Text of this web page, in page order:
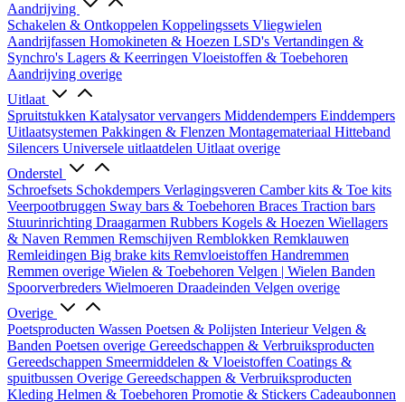
Aandrijving
Schakelen & Ontkoppelen Koppelingssets Vliegwielen
Aandrijfassen Homokineten & Hoezen LSD's Vertandingen &
Synchro's Lagers & Keerringen Vloeistoffen & Toebehoren
Aandrijving overige
Uitlaat
Spruitstukken Katalysator vervangers Middendempers Einddempers
Uitlaatsystemen Pakkingen & Flenzen Montagemateriaal Hitteband
Silencers Universele uitlaatdelen Uitlaat overige
Onderstel
Schroefsets Schokdempers Verlagingsveren Camber kits & Toe kits
Veerpootbruggen Sway bars & Toebehoren Braces Traction bars
Stuurinrichting Draagarmen Rubbers Kogels & Hoezen Wiellagers
& Naven Remmen Remschijven Remblokken Remklauwen
Remleidingen Big brake kits Remvloeistoffen Handremmen
Remmen overige Wielen & Toebehoren Velgen | Wielen Banden
Spoorverbreders Wielmoeren Draadeinden Velgen overige
Overige
Poetsproducten Wassen Poetsen & Polijsten InterieurVelgen &
Banden Poetsen overige Gereedschappen & Verbruiksproducten
Gereedschappen Smeermiddelen & Vloeistoffen Coatings &
spuitbussen Overige Gereedschappen & Verbruiksproducten
Kleding Helmen & Toebehoren Promotie & Stickers Cadeaubonnen